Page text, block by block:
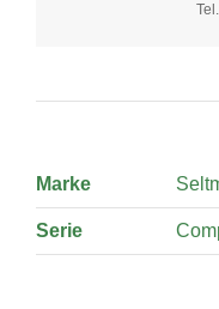
Marke
Serie